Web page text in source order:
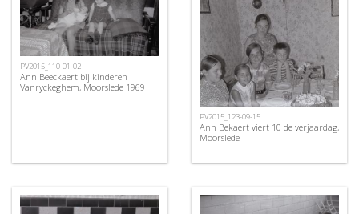
PV2015_110-01-02
Ann Beeckaert bij kinderen
Vanryckeghem, Moorslede 1969
PV2015_123-09-15
Ann Bekaert viert 10 de verjaardag,
Moorslede